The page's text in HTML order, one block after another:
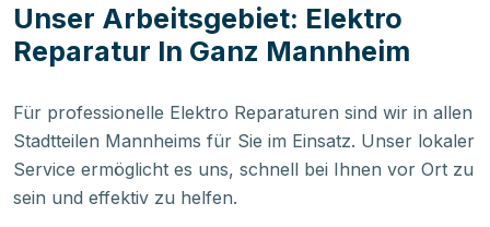
Unser Arbeitsgebiet: Elektro
Reparatur In Ganz Mannheim
Für professionelle Elektro Reparaturen sind wir in allen
Stadtteilen Mannheims für Sie im Einsatz. Unser lokaler
Service ermöglicht es uns, schnell bei Ihnen vor Ort zu
sein und effektiv zu helfen.